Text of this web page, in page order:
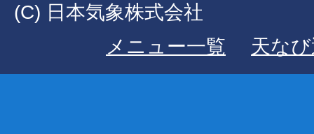
(C) 日本気象株式会社
メニュー一覧
天な